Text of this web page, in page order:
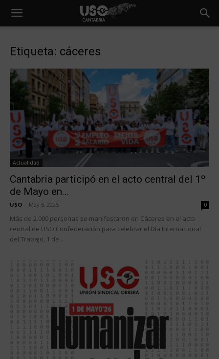
Etiqueta: cáceres
Actualidad
Cantabria participó en el acto central del 1º
de Mayo en...
USO May 5, 2025 0
Más de 2.000 personas se manifestaron en Cáceres en el acto
central de USO Confederación para celebrar el Día Internacional
del Trabajo, 1 de...